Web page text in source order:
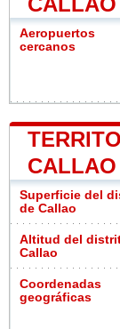
Aeropuertos
cercanos
CALLAO
Superficie del
de Callao
Altitud del
Callao
Coordenadas
geográficas